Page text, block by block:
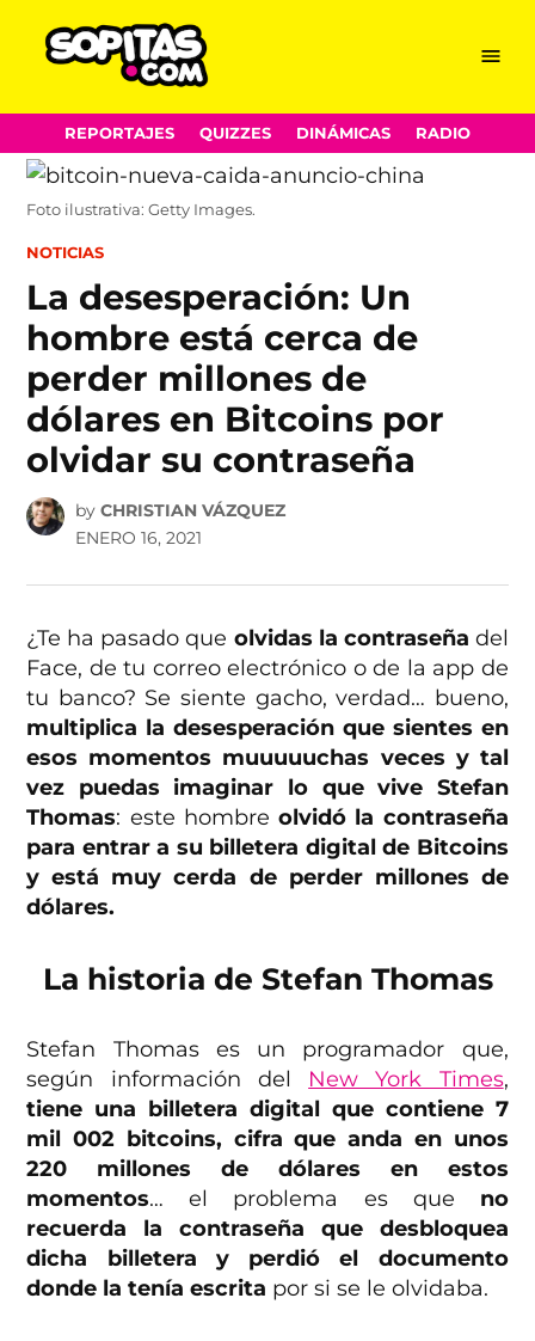
Skip
to
content
Menu
REPORTAJES QUIZZES DINÁMICAS RADIO
Foto ilustrativa: Getty Images.
POSTED
NOTICIAS
La desesperación: Un
hombre está cerca de
perder millones de
dólares en Bitcoins por
olvidar su contraseña
by CHRISTIAN VÁZQUEZ
ENERO 16, 2021
¿Te ha pasado que olvidas la contraseña del
Face, de tu correo electrónico o de la app de
tu banco? Se siente gacho, verdad… bueno,
multiplica la desesperación que sientes en
esos momentos muuuuuchas veces y tal
vez puedas imaginar lo que vive Stefan
Thomas: este hombreolvidó la contraseña
para entrar a su billetera digital de Bitcoins
y está muy cerda de perder millones de
dólares.
La historia de Stefan Thomas
Stefan Thomas es un programador que,
según información del New York Times,
tiene una billetera digital que contiene 7
mil 002 bitcoins, cifra que anda en unos
220 millones de dólares en estos
momentos… el problema es que no
recuerda la contraseña que desbloquea
dicha billetera y perdió el documento
donde la tenía escrita por si se le olvidaba.